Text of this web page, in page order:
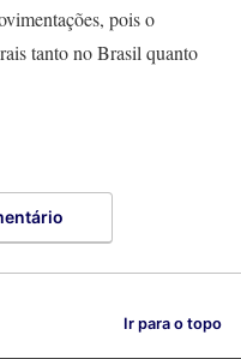
pois o
tanto no Brasil quanto
Ir para o topo